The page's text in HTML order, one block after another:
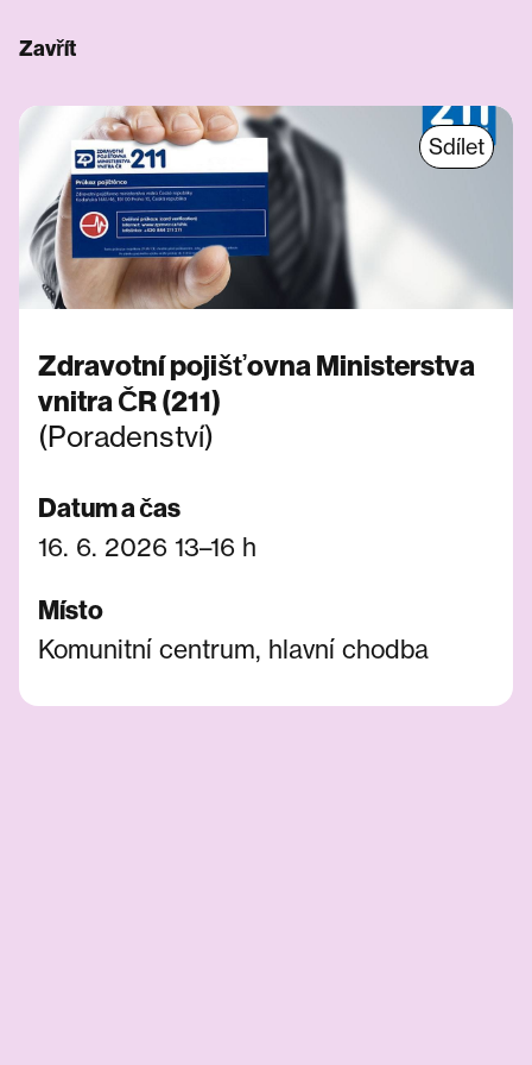
Zavřít
Sdílet
Zdravotní pojišťovna Ministerstva
vnitra ČR (211)
(Poradenství)
Datum a čas
16. 6. 2026 13–16 h
Místo
Komunitní centrum, hlavní chodba